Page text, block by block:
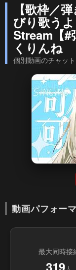
【歌枠／
びり歌う
Stream【#
くりんね
個別動画のチャッ
動画パフォー
最大同時接
319